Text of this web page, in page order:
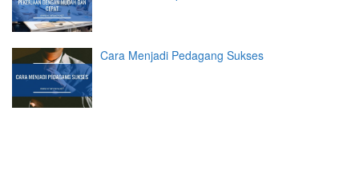
Cara Menjadi Pedagang Sukses